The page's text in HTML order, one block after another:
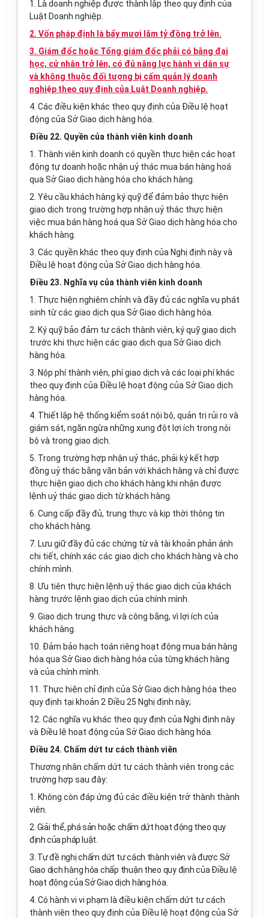
1. Là doanh nghiệp được thành lập theo quy định của
Luật Doanh nghiệp.
2. Vốn pháp định là bẩy mươi lăm tỷ đồng trở lên.
3. Giám đốc hoặc Tổng giám đốc phải có bằng đại
học, cử nhân trở lên, có đủ năng lực hành vi dân sự
và không thuộc đối tượng bị cấm quản lý doanh
nghiệp theo quy định của Luật Doanh nghiệp.
4. Các điều kiện khác theo quy định của Điều lệ hoạt
động của Sở Giao dịch hàng hóa.
Điều 22. Quyền của thành viên kinh doanh
1. Thành viên kinh doanh có quyền thực hiện các hoạt
động tự doanh hoặc nhận uỷ thác mua bán hàng hoá
qua Sở Giao dịch hàng hóa cho khách hàng.
2. Yêu cầu khách hàng ký quỹ để đảm bảo thực hiện
giao dịch trong trường hợp nhận uỷ thác thực hiện
việc mua bán hàng hoá qua Sở Giao dịch hàng hóa cho
khách hàng.
3. Các quyền khác theo quy định của Nghị định này và
Điều lệ hoạt động của Sở Giao dịch hàng hóa.
Điều 23. Nghĩa vụ của thành viên kinh doanh
1. Thực hiện nghiêm chỉnh và đầy đủ các nghĩa vụ phát
sinh từ các giao dịch qua Sở Giao dịch hàng hóa.
2. Ký quỹ bảo đảm tư cách thành viên, ký quỹ giao dịch
trước khi thực hiện các giao dịch qua Sở Giao dịch
hàng hóa.
3. Nộp phí thành viên, phí giao dịch và các loại phí khác
theo quy định của Điều lệ hoạt động của Sở Giao dịch
hàng hóa.
4. Thiết lập hệ thống kiểm soát nội bộ, quản trị rủi ro và
giám sát, ngăn ngừa những xung đột lợi ích trong nội
bộ và trong giao dịch.
5. Trong trường hợp nhận uỷ thác, phải ký kết hợp
đồng uỷ thác bằng văn bản với khách hàng và chỉ được
thực hiện giao dịch cho khách hàng khi nhận được
lệnh uỷ thác giao dịch từ khách hàng.
6. Cung cấp đầy đủ, trung thực và kịp thời thông tin
cho khách hàng.
7. Lưu giữ đầy đủ các chứng từ và tài khoản phản ánh
chi tiết, chính xác các giao dịch cho khách hàng và cho
chính mình.
8. Ưu tiên thực hiện lệnh uỷ thác giao dịch của khách
hàng trước lệnh giao dịch của chính mình.
9. Giao dịch trung thực và công bằng, vì lợi ích của
khách hàng.
10. Đảm bảo hạch toán riêng hoạt động mua bán hàng
hóa qua Sở Giao dịch hàng hóa của từng khách hàng
và của chính mình.
11. Thực hiện chỉ định của Sở Giao dịch hàng hóa theo
quy định tại khoản 2 Điều 25 Nghị định này;
12. Các nghĩa vụ khác theo quy định của Nghị định này
và Điều lệ hoạt động của Sở Giao dịch hàng hóa.
Điều 24. Chấm dứt tư cách thành viên
Thương nhân chấm dứt tư cách thành viên trong các
trường hợp sau đây:
1. Không còn đáp ứng đủ các điều kiện trở thành thành
viên.
2. Giải thể, phá sản hoặc chấm dứt hoạt động theo quy
định của pháp luật.
3. Tự đề nghị chấm dứt tư cách thành viên và được Sở
Giao dịch hàng hóa chấp thuận theo quy định của Điều lệ
hoạt động của Sở Giao dịch hàng hóa.
4. Có hành vi vi phạm là điều kiện chấm dứt tư cách
thành viên theo quy định của Điều lệ hoạt động của Sở